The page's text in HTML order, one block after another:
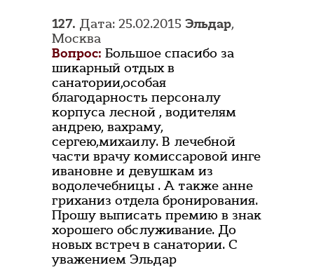
127. Дата: 25.02.2015 Эльдар,
Москва
Вопрос: Большое спасибо за
шикарный отдых в
санатории,особая
благодарность персоналу
корпуса лесной , водителям
андрею, вахраму,
сергею,михаилу. В лечебной
части врачу комиссаровой инге
ивановне и девушкам из
водолечебницы . А также анне
гриханиз отдела бронирования.
Прошу выписать премию в знак
хорошего обслуживание. До
новых встреч в санатории. С
уважением Эльдар